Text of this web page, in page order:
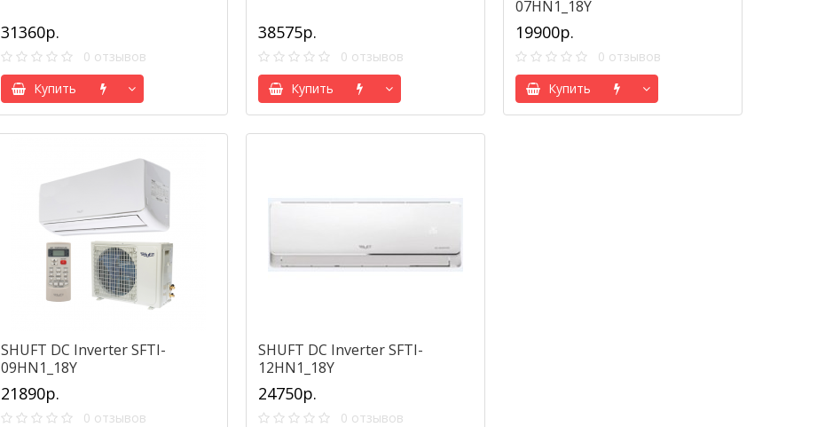
31360р.
0 отзывов
Купить
38575р.
0 отзывов
Купить
07HN1_18Y
19900р.
0 отзывов
Купить
SHUFT DC Inverter SFTI-
09HN1_18Y
21890р.
0 отзывов
SHUFT DC Inverter SFTI-
12HN1_18Y
24750р.
0 отзывов